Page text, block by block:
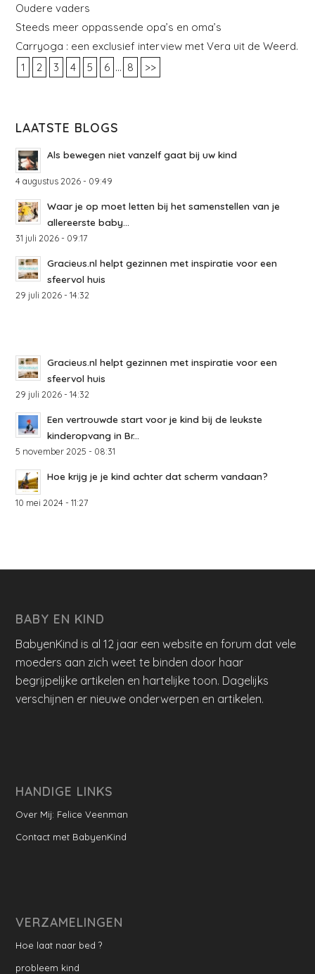
Oudere vaders
Steeds meer oppassende opa’s en oma’s
Carryoga : een exclusief interview met Vera uit de Weerd.
1
2 3 4 5 6 ... 8 >>
LAATSTE BLOGS
Als bewegen niet vanzelf gaat bij uw kind
4 augustus 2026 - 09:49
Waar je op moet letten bij het samenstellen van je
allereerste baby...
31 juli 2026 - 09:17
Gracieus.nl helpt gezinnen met inspiratie voor een
sfeervol huis
29 juli 2026 - 14:32
Gracieus.nl helpt gezinnen met inspiratie voor een
sfeervol huis
29 juli 2026 - 14:32
Een vertrouwde start voor je kind bij de leukste
kinderopvang in Br...
5 november 2025 - 08:31
Hoe krijg je je kind achter dat scherm vandaan?
10 mei 2024 - 11:27
BABY EN KIND
BabyenKind is al 12 jaar een website en forum dat vele
moeders aan zich weet te binden door haar
begrijpelijke artikelen en hartelijke toon. Dagelijks
verschijnen er nieuwe onderwerpen en artikelen.
HANDIGE LINKS
Over Mij: Felice Veenman
Contact met BabyenKind
VERZAMELINGEN
Hoe laat naar bed ?
probleem kind